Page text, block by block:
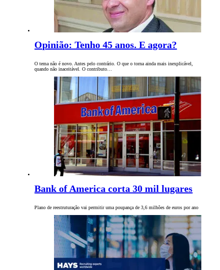
Opinião: Tenho 45 anos. E agora?
O tema não é novo. Antes pelo contrário. O que o torna ainda mais inexplicável,
quando não inaceitável. O contributo…
Bank of America corta 30 mil lugares
Plano de reestruturação vai permitir uma poupança de 3,6 milhões de euros por ano